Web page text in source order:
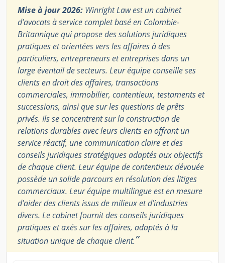
Mise à jour 2026: Winright Law est un cabinet
d’avocats à service complet basé en Colombie-
Britannique qui propose des solutions juridiques
pratiques et orientées vers les affaires à des
particuliers, entrepreneurs et entreprises dans un
large éventail de secteurs. Leur équipe conseille ses
clients en droit des affaires, transactions
commerciales, immobilier, contentieux, testaments et
successions, ainsi que sur les questions de prêts
privés. Ils se concentrent sur la construction de
relations durables avec leurs clients en offrant un
service réactif, une communication claire et des
conseils juridiques stratégiques adaptés aux objectifs
de chaque client. Leur équipe de contentieux dévouée
possède un solide parcours en résolution des litiges
commerciaux. Leur équipe multilingue est en mesure
d’aider des clients issus de milieux et d’industries
divers. Le cabinet fournit des conseils juridiques
pratiques et axés sur les affaires, adaptés à la
situation unique de chaque client.”